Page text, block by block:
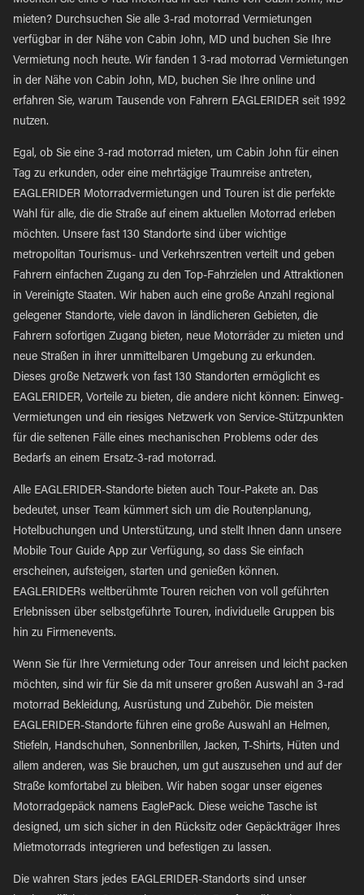
mieten? Durchsuchen Sie alle 3-rad motorrad Vermietungen
verfügbar in der Nähe von Cabin John, MD und buchen Sie Ihre
Vermietung noch heute. Wir fanden 1 3-rad motorrad Vermietungen
in der Nähe von Cabin John, MD, buchen Sie Ihre online und
erfahren Sie, warum Tausende von Fahrern EAGLERIDER seit 1992
nutzen.
Egal, ob Sie eine 3-rad motorrad mieten, um Cabin John für einen
Tag zu erkunden, oder eine mehrtägige Traumreise antreten,
EAGLERIDER Motorradvermietungen und Touren ist die perfekte
Wahl für alle, die die Straße auf einem aktuellen Motorrad erleben
möchten. Unsere fast 130 Standorte sind über wichtige
metropolitan Tourismus- und Verkehrszentren verteilt und geben
Fahrern einfachen Zugang zu den Top-Fahrzielen und Attraktionen
in Vereinigte Staaten. Wir haben auch eine große Anzahl regional
gelegener Standorte, viele davon in ländlicheren Gebieten, die
Fahrern sofortigen Zugang bieten, neue Motorräder zu mieten und
neue Straßen in ihrer unmittelbaren Umgebung zu erkunden.
Dieses große Netzwerk von fast 130 Standorten ermöglicht es
EAGLERIDER, Vorteile zu bieten, die andere nicht können: Einweg-
Vermietungen und ein riesiges Netzwerk von Service-Stützpunkten
für die seltenen Fälle eines mechanischen Problems oder des
Bedarfs an einem Ersatz-3-rad motorrad.
Alle EAGLERIDER-Standorte bieten auch Tour-Pakete an. Das
bedeutet, unser Team kümmert sich um die Routenplanung,
Hotelbuchungen und Unterstützung, und stellt Ihnen dann unsere
Mobile Tour Guide App zur Verfügung, so dass Sie einfach
erscheinen, aufsteigen, starten und genießen können.
EAGLERIDERs weltberühmte Touren reichen von voll geführten
Erlebnissen über selbstgeführte Touren, individuelle Gruppen bis
hin zu Firmenevents.
Wenn Sie für Ihre Vermietung oder Tour anreisen und leicht packen
möchten, sind wir für Sie da mit unserer großen Auswahl an 3-rad
motorrad Bekleidung, Ausrüstung und Zubehör. Die meisten
EAGLERIDER-Standorte führen eine große Auswahl an Helmen,
Stiefeln, Handschuhen, Sonnenbrillen, Jacken, T-Shirts, Hüten und
allem anderen, was Sie brauchen, um gut auszusehen und auf der
Straße komfortabel zu bleiben. Wir haben sogar unser eigenes
Motorradgepäck namens EaglePack. Diese weiche Tasche ist
designed, um sich sicher in den Rücksitz oder Gepäckträger Ihres
Mietmotorrads integrieren und befestigen zu lassen.
Die wahren Stars jedes EAGLERIDER-Standorts sind unser